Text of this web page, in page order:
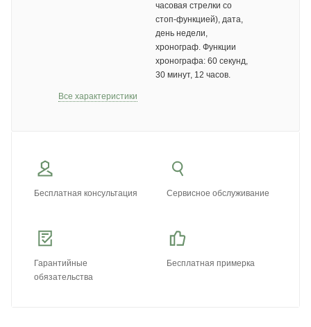
часовая стрелки со
стоп-функцией), дата,
день недели,
хронограф. Функции
хронографа: 60 секунд,
30 минут, 12 часов.
Все характеристики
Бесплатная консультация Сервисное обслуживание
Гарантийные
обязательства
Бесплатная примерка